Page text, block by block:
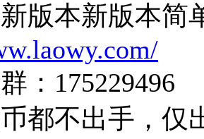
版本新版本简
：175229496
都不出手，仅